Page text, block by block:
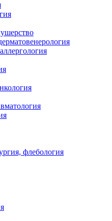
флебология